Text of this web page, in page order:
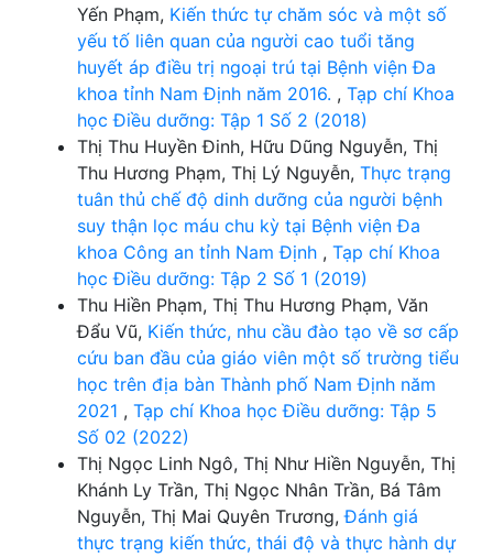
Yến Phạm, Kiến thức tự chăm sóc và một số
yếu tố liên quan của người cao tuổi tăng
huyết áp điều trị ngoại trú tại Bệnh viện Đa
khoa tỉnh Nam Định năm 2016. , Tạp chí Khoa
học Điều dưỡng: Tập 1 Số 2 (2018)
Thị Thu Huyền Đinh, Hữu Dũng Nguyễn, Thị
Thu Hương Phạm, Thị Lý Nguyễn, Thực trạng
tuân thủ chế độ dinh dưỡng của người bệnh
suy thận lọc máu chu kỳ tại Bệnh viện Đa
khoa Công an tỉnh Nam Định , Tạp chí Khoa
học Điều dưỡng: Tập 2 Số 1 (2019)
Thu Hiền Phạm, Thị Thu Hương Phạm, Văn
Đẩu Vũ, Kiến thức, nhu cầu đào tạo về sơ cấp
cứu ban đầu của giáo viên một số trường tiểu
học trên địa bàn Thành phố Nam Định năm
2021 , Tạp chí Khoa học Điều dưỡng: Tập 5
Số 02 (2022)
Thị Ngọc Linh Ngô, Thị Như Hiền Nguyễn, Thị
Khánh Ly Trần, Thị Ngọc Nhân Trần, Bá Tâm
Nguyễn, Thị Mai Quyên Trương,Đánh giá
thực trạng kiến thức, thái độ và thực hành dự